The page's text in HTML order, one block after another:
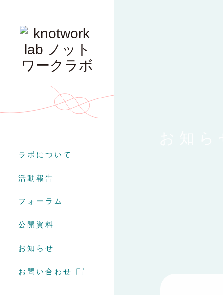
ラボについて
活動報告
フォーラム
公開資料
お知らせ
お問い合わせ